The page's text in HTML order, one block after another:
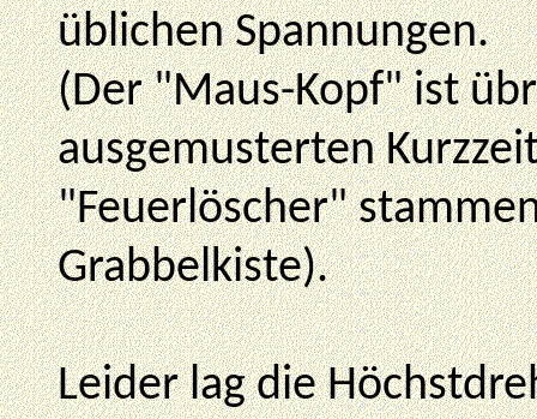
üblichen Spannungen.
(Der "Maus-Kopf" ist
ausgemusterten
"Feuerlöscher"
Grabbelkiste).
Leider lag die